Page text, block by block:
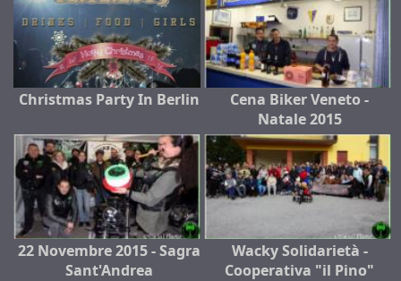
Christmas Party In Berlin
Cena Biker Veneto -
Natale 2015
22 Novembre 2015 - Sagra
Sant'Andrea
Wacky Solidarietà -
Cooperativa "il Pino"